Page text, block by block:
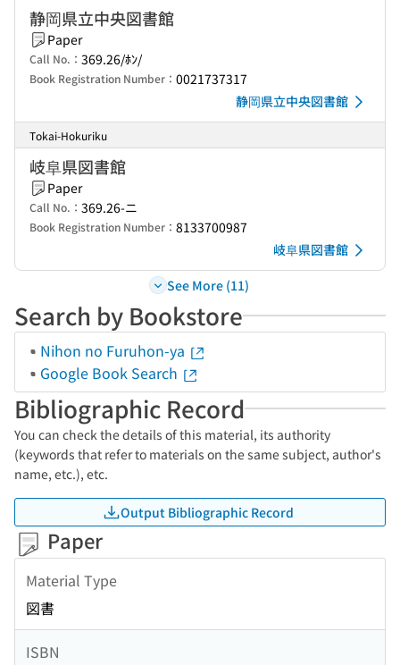
静岡県立中央図書館
Paper
Call No.： 369.26/ﾎﾝ/
Book Registration Number： 0021737317
静岡県立中央図書館
Tokai-Hokuriku
岐阜県図書館
Paper
Call No.： 369.26-ニ
Book Registration Number： 8133700987
岐阜県図書館
See More (11)
Search by Bookstore
Nihon no Furuhon-ya
Google Book Search
Bibliographic Record
You can check the details of this material, its authority
(keywords that refer to materials on the same subject, author's
name, etc.), etc.
Output Bibliographic Record
Paper
Material Type
図書
ISBN